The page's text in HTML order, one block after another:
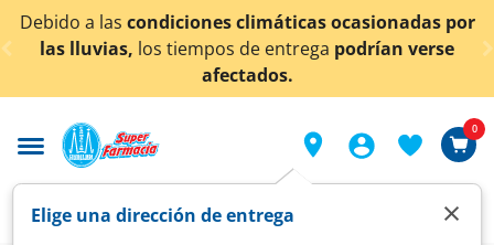
< div class="carousel-inner">
climáticas ocasionadas por
los tiempos de entregapodrían verse
¡Ahora
Elige una dirección de entrega ×
0